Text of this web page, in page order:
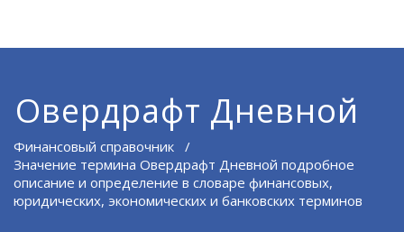
Овердрафт Дневной
Финансовый справочник /
Значение термина Овердрафт Дневной подробное
описание и определение в словаре финансовых,
юридических, экономических и банковских терминов